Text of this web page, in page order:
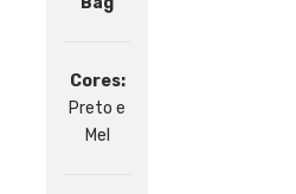
Cores:
Preto e
Mel